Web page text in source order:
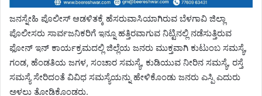
ಜನಸ್ನೇಹಿ ಪೊಲೀಸ್ ಆಡಳಿತಕ್ಕೆ ಹೆಸರುವಾಸಿಯಾಗಿರುವ ಬೆಳಗಾವಿ ಜಿಲ್ಲಾ
ಪೊಲೀಸರು ಸಾರ್ವಜನಿಕರಿಗೆ ಇನ್ನೂ ಹತ್ತಿರವಾಗುವ ನಿಟ್ಟಿನಲ್ಲಿ ನಡೆಸುತ್ತಿರುವ
ಫೋನ್ ಇನ್ ಕಾರ್ಯಕ್ರಮದಲ್ಲಿ ಜಿಲ್ಲೆಯ ಜನರು ಮುಕ್ತವಾಗಿ ಕುಟುಂಬ ಸಮಸ್ಯೆ,
ಗಂಡ, ಹೆಂಡತಿಯ ಜಗಳ, ಸಂಚಾರ ಸಮಸ್ಯೆ, ಕುಡಿಯುವ ನೀರಿನ ಸಮಸ್ಯೆ, ರಸ್ತೆ
ಸಮಸ್ಯೆ ಸೇರಿದಂತೆ ವಿವಿಧ ಸಮಸ್ಯೆಯನ್ನು ಹೇಳಿಕೊಂಡು ಜನರು ಎಸ್ಪಿ ಎದುರು
ಅಳಲು ತೋಡಿಕೊಂಡರು.